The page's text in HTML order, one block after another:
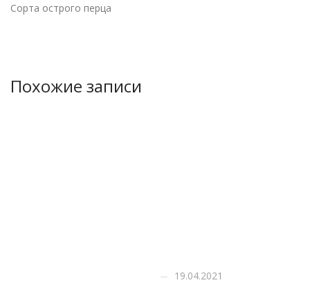
Сорта острого перца
Похожие записи
19.04.2021